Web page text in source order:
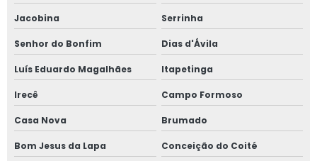
Jacobina Serrinha
Senhor do Bonfim Dias d'Ávila
Luís Eduardo Magalhães Itapetinga
Irecê Campo Formoso
Casa Nova Brumado
Bom Jesus da Lapa Conceição do Coité